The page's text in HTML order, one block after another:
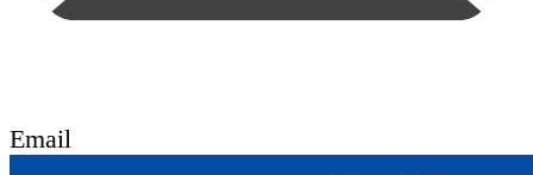
Email